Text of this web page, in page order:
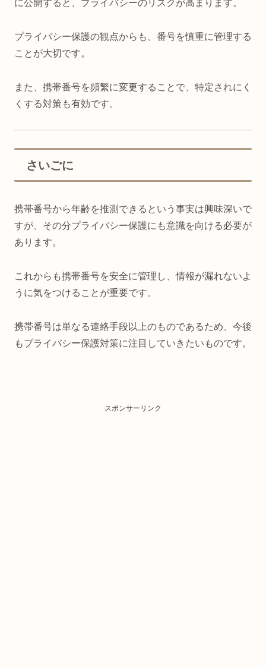
に公開すると、プライバシーのリスクが高まります。
プライバシー保護の観点からも、番号を慎重に管理する
ことが大切です。
また、携帯番号を頻繁に変更することで、特定されにく
くする対策も有効です。
さいごに
携帯番号から年齢を推測できるという事実は興味深いで
すが、その分プライバシー保護にも意識を向ける必要が
あります。
これからも携帯番号を安全に管理し、情報が漏れないよ
うに気をつけることが重要です。
携帯番号は単なる連絡手段以上のものであるため、今後
もプライバシー保護対策に注目していきたいものです。
スポンサーリンク